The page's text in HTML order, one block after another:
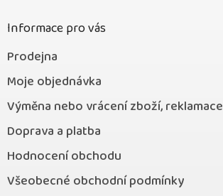
Informace pro vás
Prodejna
Moje objednávka
Výměna nebo vrácení zboží, reklamace
Doprava a platba
Hodnocení obchodu
Všeobecné obchodní podmínky